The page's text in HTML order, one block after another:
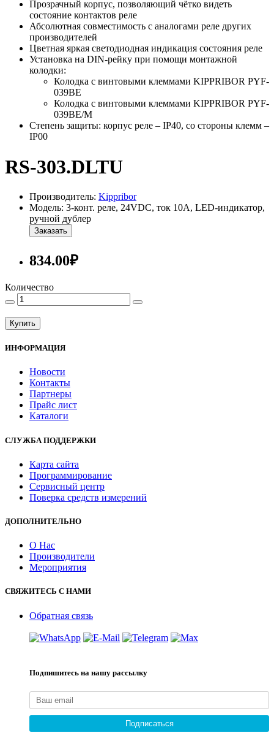
Прозрачный корпус, позволяющий чётко видеть
состояние контактов реле
Абсолютная совместимость с аналогами реле других
производителей
Цветная яркая светодиодная индикация состояния реле
Установка на DIN-рейку при помощи монтажной
колодки:
Колодка с винтовыми клеммами KIPPRIBOR PYF-
039BE
Колодка с винтовыми клеммами KIPPRIBOR PYF-
039BE/M
Степень защиты: корпус реле – IP40, со стороны клемм –
IP00
RS-303.DLTU
Производитель: Kippribor
Модель: 3-конт. реле, 24VDC, ток 10А, LED-индикатор,
ручной дублер
Заказать
834.00₽
Количество
Купить
ИНФОРМАЦИЯ
Новости
Контакты
Партнеры
Прайс лист
Каталоги
СЛУЖБА ПОДДЕРЖКИ
Карта сайта
Программирование
Сервисный центр
Поверка средств измерений
ДОПОЛНИТЕЛЬНО
О Нас
Производители
Мероприятия
СВЯЖИТЕСЬ С НАМИ
Обратная связь
Подпишитесь на нашу рассылку
Подписаться